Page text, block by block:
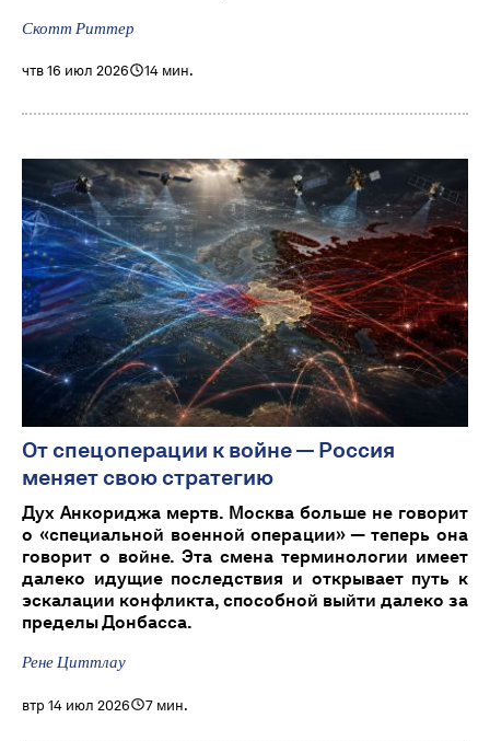
Скотт Риттер
чтв 16 июл 2026 14 мин.
От спецоперации к войне — Россия
меняет свою стратегию
Дух Анкориджа мертв. Москва больше не говорит
о «специальной военной операции» — теперь она
говорит о войне. Эта смена терминологии имеет
далеко идущие последствия и открывает путь к
эскалации конфликта, способной выйти далеко за
пределы Донбасса.
Рене Циттлау
втр 14 июл 2026 7 мин.